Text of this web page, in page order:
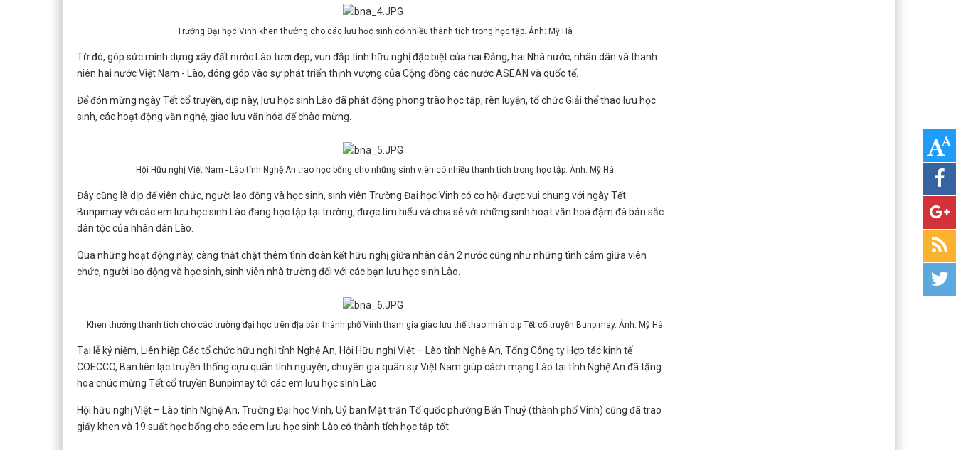
Trường Đại học Vinh khen thưởng cho các lưu học sinh có nhiều thành tích trong học tập. Ảnh: Mỹ Hà
Từ đó, góp sức mình dựng xây đất nước Lào tươi đẹp, vun đắp tình hữu nghị đặc biệt của hai Đảng, hai Nhà nước, nhân dân và thanh
niên hai nước Việt Nam - Lào, đóng góp vào sự phát triển thịnh vượng của Cộng đồng các nước ASEAN và quốc tế.
Để đón mừng ngày Tết cổ truyền, dịp này, lưu học sinh Lào đã phát động phong trào học tập, rèn luyện, tổ chức Giải thể thao lưu học
sinh, các hoạt động văn nghệ, giao lưu văn hóa để chào mừng.
Hội Hữu nghị Việt Nam - Lào tỉnh Nghệ An trao học bổng cho những sinh viên có nhiều thành tích trong học tập. Ảnh: Mỹ Hà
Đây cũng là dịp để viên chức, người lao động và học sinh, sinh viên Trường Đại học Vinh có cơ hội được vui chung với ngày Tết
Bunpimay với các em lưu học sinh Lào đang học tập tại trường, được tìm hiểu và chia sẻ với những sinh hoạt văn hoá đậm đà bản sắc
dân tộc của nhân dân Lào.
Qua những hoạt động này, càng thắt chặt thêm tình đoàn kết hữu nghị giữa nhân dân 2 nước cũng như những tình cảm giữa viên
chức, người lao động và học sinh, sinh viên nhà trường đối với các bạn lưu học sinh Lào.
Khen thưởng thành tích cho các trường đại học trên địa bàn thành phố Vinh tham gia giao lưu thể thao nhân dịp Tết cổ truyền Bunpimay. Ảnh: Mỹ Hà
Tại lễ kỷ niệm, Liên hiệp Các tổ chức hữu nghị tỉnh Nghệ An, Hội Hữu nghị Việt – Lào tỉnh Nghệ An, Tổng Công ty Hợp tác kinh tế
COECCO, Ban liên lạc truyền thống cựu quân tình nguyện, chuyên gia quân sự Việt Nam giúp cách mạng Lào tại tỉnh Nghệ An đã tặng
hoa chúc mừng Tết cổ truyền Bunpimay tới các em lưu học sinh Lào.
Hội hữu nghị Việt – Lào tỉnh Nghệ An, Trường Đại học Vinh, Uỷ ban Mặt trận Tổ quốc phường Bến Thuỷ (thành phố Vinh) cũng đã trao
giấy khen và 19 suất học bổng cho các em lưu học sinh Lào có thành tích học tập tốt.